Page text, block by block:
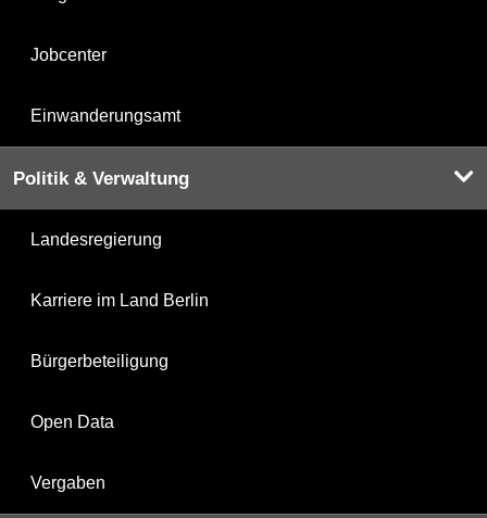
Jobcenter
Einwanderungsamt
Politik & Verwaltung
Landesregierung
Karriere im Land Berlin
Bürgerbeteiligung
Open Data
Vergaben